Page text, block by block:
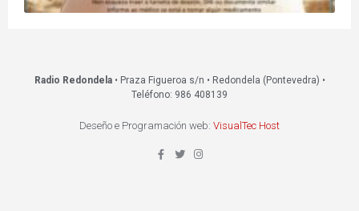
Radio Redondela• Praza Figueroa s/n • Redondela (Pontevedra) •
Teléfono: 986 408139
Deseño e Programación web: VisualTec Host